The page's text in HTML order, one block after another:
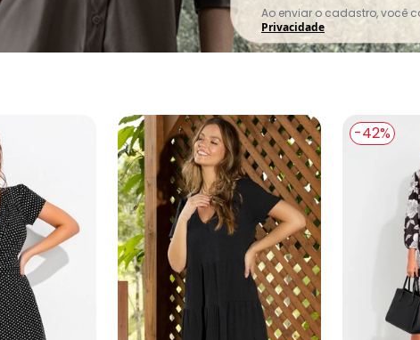
-42%
Ao enviar o cadastro, você
Privacidade